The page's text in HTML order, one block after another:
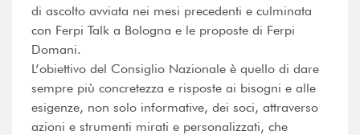
di ascolto avviata nei mesi precedenti e culminata
con Ferpi Talk a Bologna e le proposte di Ferpi
Domani.
L’obiettivo del Consiglio Nazionale è quello di dare
sempre più concretezza e risposte ai bisogni e alle
esigenze, non solo informative, dei soci, attraverso
azioni e strumenti mirati e personalizzati, che